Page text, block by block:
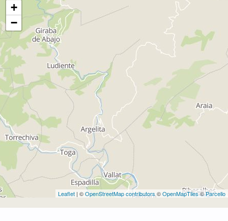
+
−
Leaflet | ©OpenStreetMap contributors©OpenMapTiles©Parcello